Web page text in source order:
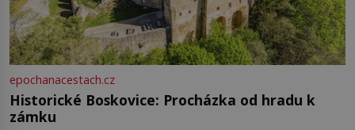
epochanacestach.cz
Historické Boskovice: Procházka od hradu k
zámku